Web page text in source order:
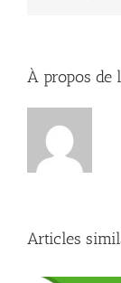
À propos de
Articles